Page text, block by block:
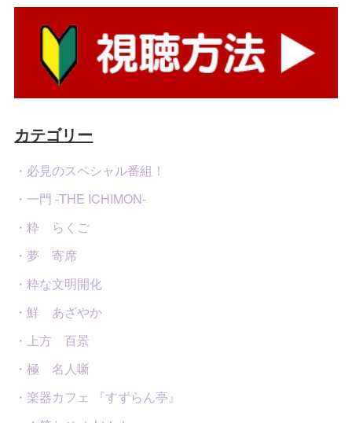
カテゴリー
・必見のスペシャル番組！
・一門 -THE ICHIMON-
・粋 らくご
・夢 寄席
・粋な文明開化
・鮮 あざやか
・上方 百景
・極 名人噺
・楽器カフェ 『すずらん亭』